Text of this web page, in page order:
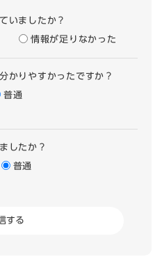
いましたか？
情報が足りなかった
かりやすかったですか？
普通
したか？
普通